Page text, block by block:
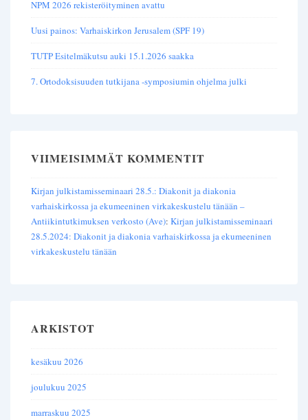
NPM 2026 rekisteröityminen avattu
Uusi painos: Varhaiskirkon Jerusalem (SPF 19)
TUTP Esitelmäkutsu auki 15.1.2026 saakka
7. Ortodoksisuuden tutkijana -symposiumin ohjelma julki
VIIMEISIMMÄT KOMMENTIT
Kirjan julkistamisseminaari 28.5.: Diakonit ja diakonia
varhaiskirkossa ja ekumeeninen virkakeskustelu tänään –
Antiikintutkimuksen verkosto (Ave): Kirjan julkistamisseminaari
28.5.2024: Diakonit ja diakonia varhaiskirkossa ja ekumeeninen
virkakeskustelu tänään
ARKISTOT
kesäkuu 2026
joulukuu 2025
marraskuu 2025